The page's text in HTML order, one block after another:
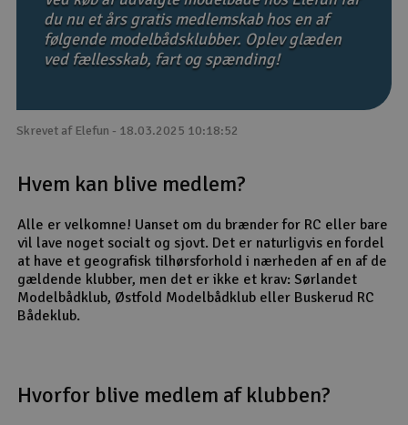
Kameraudstyr
Modelbygg og byggesæt
Modeljernbane
Outlet
Radio udstyr
Raketter
du nu et års gratis medlemskab hos en af
følgende modelbådsklubber. Oplev glæden
ved fællesskab, fart og spænding!
Skrevet af Elefun - 18.03.2025 10:18:52
Hvem kan blive medlem?
Alle er velkomne! Uanset om du brænder for RC eller bare
vil lave noget socialt og sjovt. Det er naturligvis en fordel
at have et geografisk tilhørsforhold i nærheden af en af de
gældende klubber, men det er ikke et krav: Sørlandet
Modelbådklub, Østfold Modelbådklub eller Buskerud RC
Bådeklub.
Hvorfor blive medlem af klubben?